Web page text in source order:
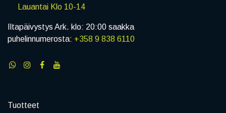
Lauantai Klo 10-14
Iltapäivystys Ark. klo: 20:00 saakka
puhelinnumerosta: +358 9 838 6110
Tuotteet